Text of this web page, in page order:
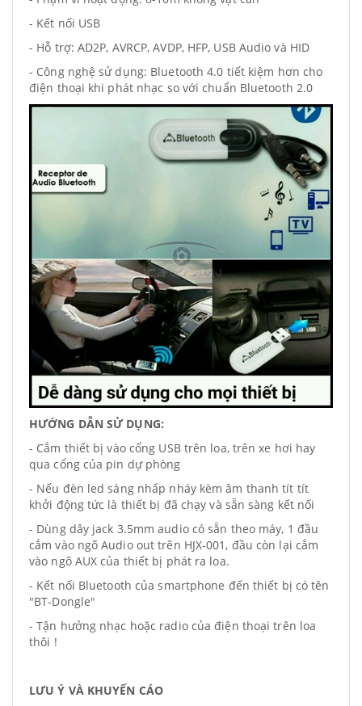
- Kết nối USB
- Hỗ trợ: AD2P, AVRCP, AVDP, HFP, USB Audio và HID
- Công nghệ sử dụng: Bluetooth 4.0 tiết kiệm hơn cho
điện thoại khi phát nhạc so với chuẩn Bluetooth 2.0
HƯỚNG DẪN SỬ DỤNG:
- Cắm thiết bị vào cổng USB trên loa, trên xe hơi hay
qua cổng của pin dự phòng
- Nếu đèn led sáng nhấp nháy kèm âm thanh tít tít
khởi động tức là thiết bị đã chạy và sẵn sàng kết nối
- Dùng dây jack 3.5mm audio có sẵn theo máy, 1 đầu
cắm vào ngõ Audio out trên HJX-001, đầu còn lại cắm
vào ngõ AUX của thiết bị phát ra loa.
- Kết nối Bluetooth của smartphone đến thiết bị có tên
"BT-Dongle"
- Tận hưởng nhạc hoặc radio của điện thoại trên loa
thôi !
LƯU Ý VÀ KHUYẾN CÁO